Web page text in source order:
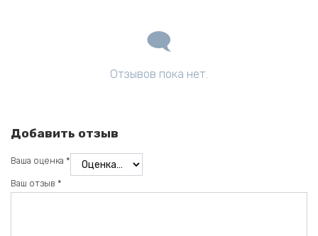
Отзывов пока нет.
Добавить отзыв
Ваша оценка *
Ваш отзыв *